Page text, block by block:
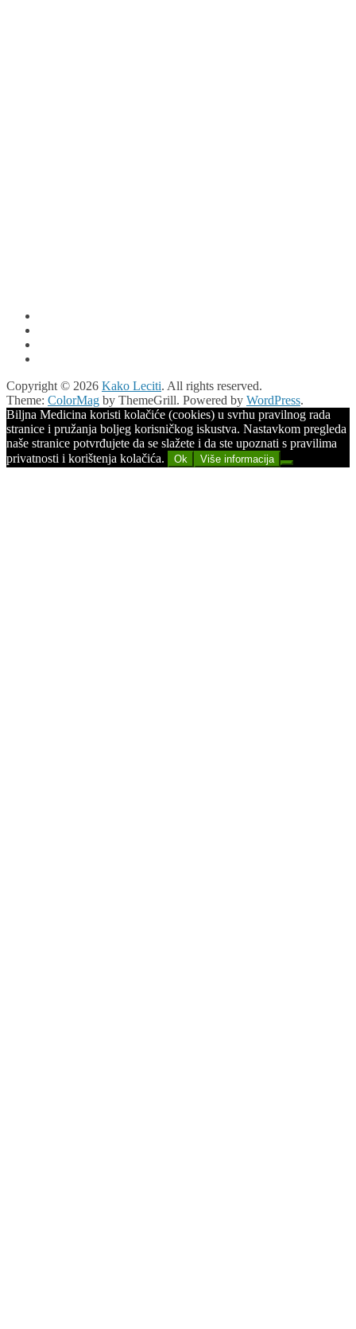
Copyright © 2026 Kako Leciti. All rights reserved.
Theme: ColorMag by ThemeGrill. Powered by WordPress.
Biljna Medicina koristi kolačiće (cookies) u svrhu pravilnog rada
stranice i pružanja boljeg korisničkog iskustva. Nastavkom pregleda
naše stranice potvrđujete da se slažete i da ste upoznati s pravilima
privatnosti i korištenja kolačića.
Ok Više informacija